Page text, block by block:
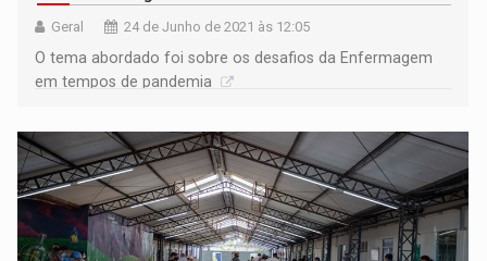
Geral 24 de Junho de 2021 às 12:05
O tema abordado foi sobre os desafios da Enfermagem
em tempos de pandemia